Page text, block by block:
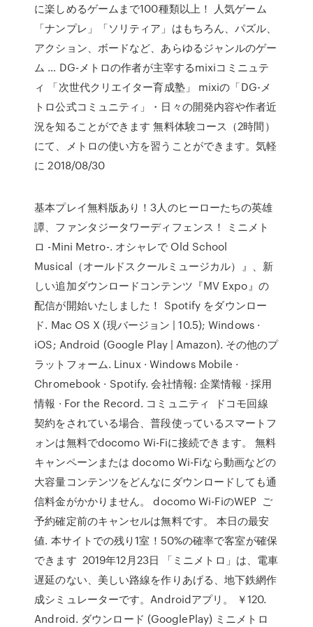
に楽しめるゲームまで100種類以上！ 人気ゲーム
「ナンプレ」「ソリティア」はもちろん、パズル、
アクション、ボードなど、あらゆるジャンルのゲー
ム … DG-メトロの作者が主宰するmixiコミニュテ
ィ 「次世代クリエイター育成塾」 mixiの「DG-メ
トロ公式コミュニティ」・日々の開発内容や作者近
況を知ることができます 無料体験コース（2時間）
にて、メトロの使い方を習うことができます。気軽
に 2018/08/30
基本プレイ無料版あり！3人のヒーローたちの英雄
譚、ファンタジータワーディフェンス！ ミニメト
ロ -Mini Metro-. オシャレで Old School
Musical（オールドスクールミュージカル）』、新
しい追加ダウンロードコンテンツ『MV Expo』の
配信が開始いたしました！ Spotify をダウンロー
ド. Mac OS X (現バージョン | 10.5); Windows ·
iOS; Android (Google Play | Amazon). その他のプ
ラットフォーム. Linux · Windows Mobile ·
Chromebook · Spotify. 会社情報: 企業情報 · 採用
情報 · For the Record. コミュニティ ドコモ回線
契約をされている場合、普段使っているスマートフ
ォンは無料でdocomo Wi-Fiに接続できます。 無料
キャンペーンまたは docomo Wi-Fiなら動画などの
大容量コンテンツをどんなにダウンロードしても通
信料金がかかりません。 docomo Wi-FiのWEP ご
予約確定前のキャンセルは無料です。 本日の最安
値. 本サイトでの残り1室！50%の確率で客室が確保
できます 2019年12月23日 「ミニメトロ」は、電車
遅延のない、美しい路線を作りあげる、地下鉄網作
成シミュレーターです。Androidアプリ。 ￥120.
Android. ダウンロード (GooglePlay) ミニメトロ